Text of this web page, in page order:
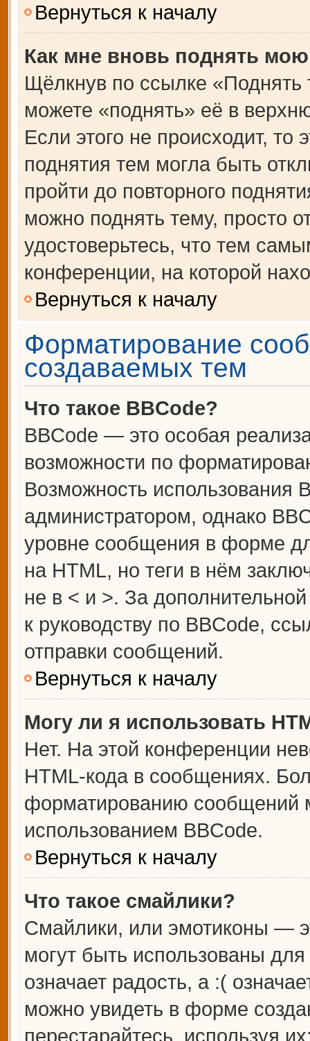
Вернуться к началу
Как мне вновь поднять
Щёлкнув по ссылке
можете «поднять» её в
Если этого не происходит, то
поднятия тем могла быть
пройти до повторного
можно поднять тему, просто
удостоверьтесь, что тем
конференции, на которой
Вернуться к началу
Форматирование
создаваемых тем
Что такое BBCode?
BBCode — это особая
возможности по
Возможность использования
администратором, однако
уровне сообщения в форме
на HTML, но теги в нём
не в < и >. За
к руководству по BBCode,
отправки сообщений.
Вернуться к началу
Могу ли я использовать
Нет. На этой конференции
HTML-кода в сообщениях.
форматированию сообщений
использованием BBCode.
Вернуться к началу
Что такое смайлики?
Смайлики, или эмотиконы —
могут быть использованы
означает радость, а :(
можно увидеть в форме
перестарайтесь, используя